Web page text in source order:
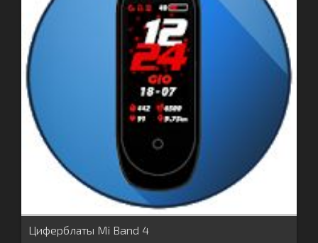
Циферблаты Mi Band 4